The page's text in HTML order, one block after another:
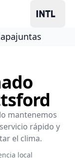
mantenemos
rápido y
el clima.
local